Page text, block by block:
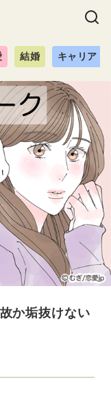
結婚 キャリア
か垢抜けない